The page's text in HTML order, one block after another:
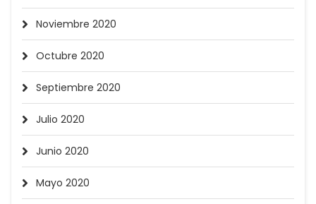
Noviembre 2020
Octubre 2020
Septiembre 2020
Julio 2020
Junio 2020
Mayo 2020